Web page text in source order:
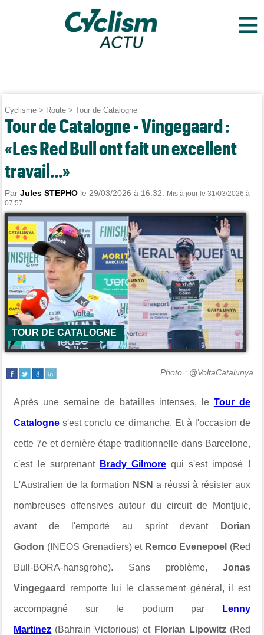
≡
Cyclisme > Route >Tour de Catalogne
Tour de Catalogne - Vingegaard :
«Les Red Bull ont fait un excellent
travail...»
ParJules STEPHO le 29/03/2026 à 16:32.
Mis à jour le 31/03/2026 à
07:57.
TOUR DE CATALOGNE
Photo : @VoltaCatalunya
Après une semaine de batailles intenses, le Tour de
Catalogne s'est conclu ce dimanche. Et à l'occasion de
cette 7e et dernière étape traditionnelle dans Barcelone,
c'est le surprenant Brady Gilmore qui s'est imposé !
L'Australien de la formation NSNa réussi à résister aux
nombreuses offensives autour du circuit de Montjuic,
avant de l'emporté au sprint devant Dorian
Godon (INEOS Grenadiers) et Remco Evenepoel (Red
Bull-BORA-hansgrohe). Sans problème, Jonas
Vingegaard remporte lui le classement général, il est
accompagné sur le podium par Lenny
Martinez (Bahrain Victorious) et Florian Lipowitz(Red